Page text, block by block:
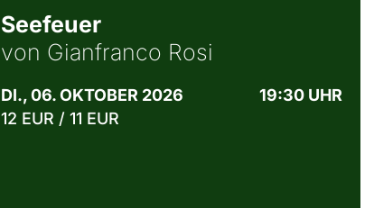
Seefeuer
von Gianfranco Rosi
DI., 06. OKTOBER 2026
19:30 UHR
12 EUR / 11 EUR